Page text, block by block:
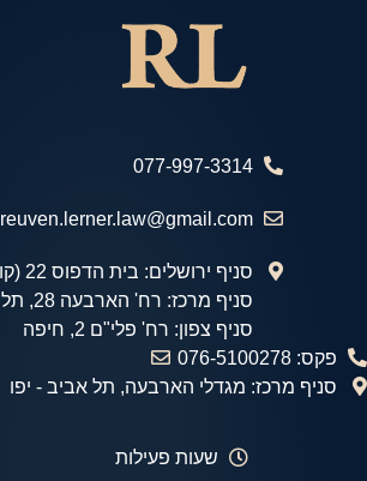
077-997-3314
reuven.lerner.law@gmail.com
סניף ירושלים: בית הדפוס 22 (קומה 2).
סניף מרכז: רח' הארבעה 28, תל אביב - יפו.
סניף צפון: רח' פלי"ם 2, חיפה
פקס: 076-5100278
סניף מרכז: מגדלי הארבעה, תל אביב - יפו
שעות פעילות